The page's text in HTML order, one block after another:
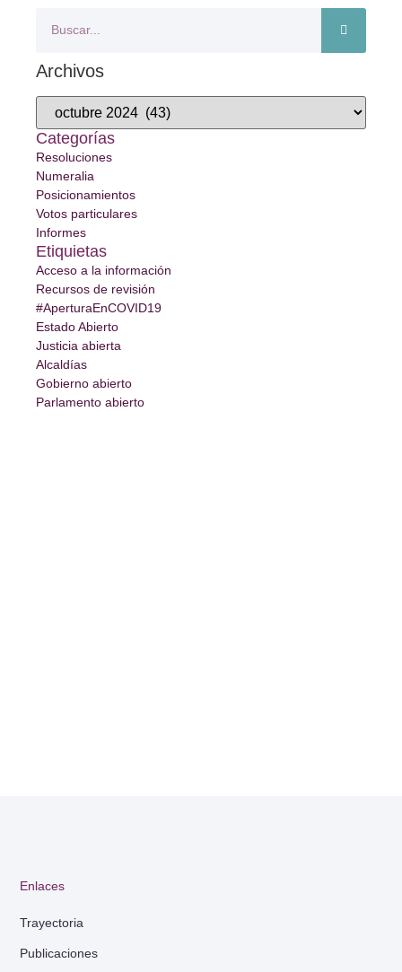
Archivos
Categorías
Resoluciones
Numeralia
Posicionamientos
Votos particulares
Informes
Etiquietas
Acceso a la información
Recursos de revisión
#AperturaEnCOVID19
Estado Abierto
Justicia abierta
Alcaldías
Gobierno abierto
Parlamento abierto
Enlaces
Trayectoria
Publicaciones